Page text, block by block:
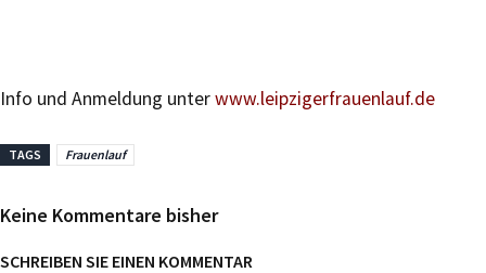
Info und Anmeldung unterwww.leipzigerfrauenlauf.de
TAGS Frauenlauf
Keine Kommentare bisher
SCHREIBEN SIE EINEN KOMMENTAR